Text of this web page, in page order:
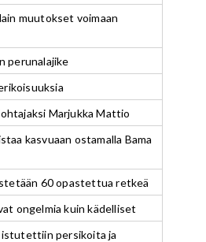
muutokset voimaan
perunalajike
Marjukka Mattio
kasvuaan ostamalla Bama
60 opastettua retkeä
ongelmia kuin kädelliset
istutettiin persikoita ja